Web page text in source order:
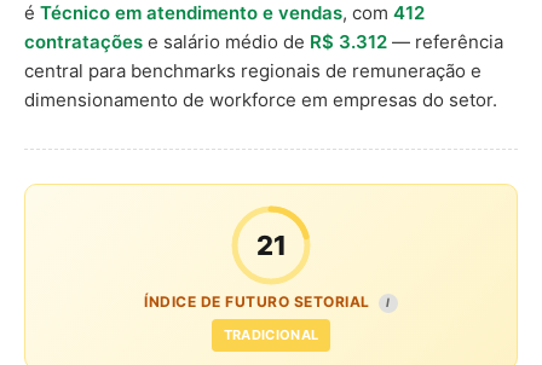
é Técnico em atendimento e vendas, com 412
contratações e salário médio de R$ 3.312 — referência
central para benchmarks regionais de remuneração e
dimensionamento de workforce em empresas do setor.
21
ÍNDICE DE FUTURO SETORIAL I
TRADICIONAL